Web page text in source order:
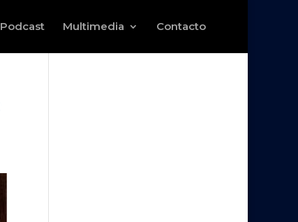
Podcast Multimedia Contacto